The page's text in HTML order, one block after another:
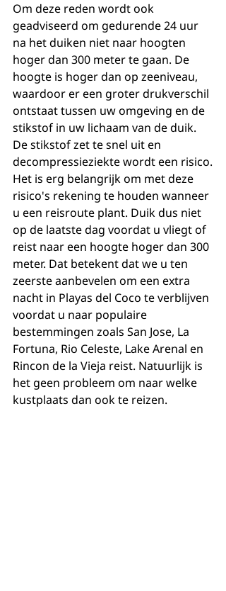
Om deze reden wordt ook
geadviseerd om gedurende 24 uur
na het duiken niet naar hoogten
hoger dan 300 meter te gaan. De
hoogte is hoger dan op zeeniveau,
waardoor er een groter drukverschil
ontstaat tussen uw omgeving en de
stikstof in uw lichaam van de duik.
De stikstof zet te snel uit en
decompressieziekte wordt een risico.
Het is erg belangrijk om met deze
risico's rekening te houden wanneer
u een reisroute plant. Duik dus niet
op de laatste dag voordat u vliegt of
reist naar een hoogte hoger dan 300
meter. Dat betekent dat we u ten
zeerste aanbevelen om een extra
nacht in Playas del Coco te verblijven
voordat u naar populaire
bestemmingen zoals San Jose, La
Fortuna, Rio Celeste, Lake Arenal en
Rincon de la Vieja reist. Natuurlijk is
het geen probleem om naar welke
kustplaats dan ook te reizen.